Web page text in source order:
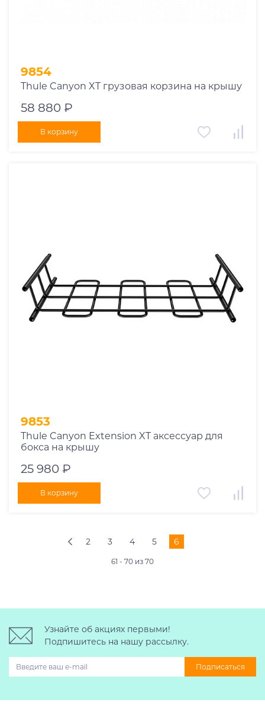
9854
Thule Canyon XT грузовая корзина на крышу
58 880 ₽
В корзину
9853
Thule Canyon Extension XT аксессуар для
бокса на крышу
25 980 ₽
В корзину
2 3 4 5 6
61 - 70 из 70
Узнайте об акциях первыми!
Подпишитесь на нашу рассылку.
Подписаться